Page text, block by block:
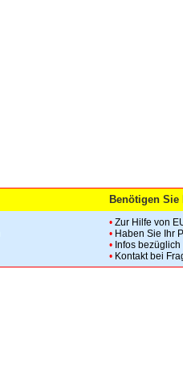
Benötigen Sie
• Zur Hilfe von
• Haben Sie Ihr
• Infos
• Kontakt bei